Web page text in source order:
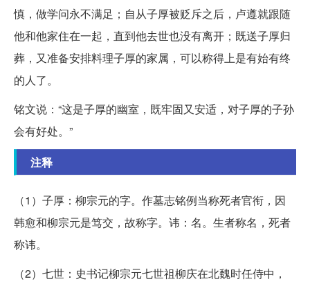
慎，做学问永不满足；自从子厚被贬斥之后，卢遵就跟随
他和他家住在一起，直到他去世也没有离开；既送子厚归
葬，又准备安排料理子厚的家属，可以称得上是有始有终
的人了。
铭文说：“这是子厚的幽室，既牢固又安适，对子厚的子孙
会有好处。”
注释
（1）子厚：柳宗元的字。作墓志铭例当称死者官衔，因
韩愈和柳宗元是笃交，故称字。讳：名。生者称名，死者
称讳。
（2）七世：史书记柳宗元七世祖柳庆在北魏时任侍中，